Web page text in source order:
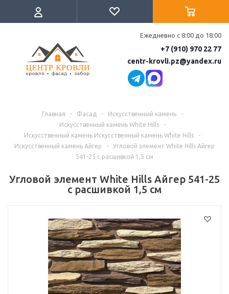
Ежедневно с 8:00 до 18:00
+7 (910) 970 22 77
centr-krovli.pz@yandex.ru
Главная - Фасад - Искусственный камень
-
Искусственный камень White Hills
-
Искусственный камень Искусственный камень White Hills
-
Искусственный камень Айгер
-
Угловой элемент White Hills Айгер
541-25 c расшивкой 1,5 см
Угловой элемент White Hills Айгер 541-25
c расшивкой 1,5 см